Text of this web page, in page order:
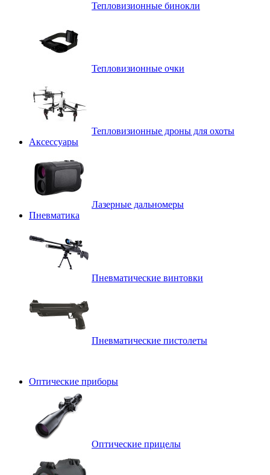
Тепловизионные бинокли
Тепловизионные очки
Тепловизионные дроны для охоты
Аксессуары
Лазерные дальномеры
Пневматика
Пневматические винтовки
Пневматические пистолеты
Оптические приборы
Оптические прицелы